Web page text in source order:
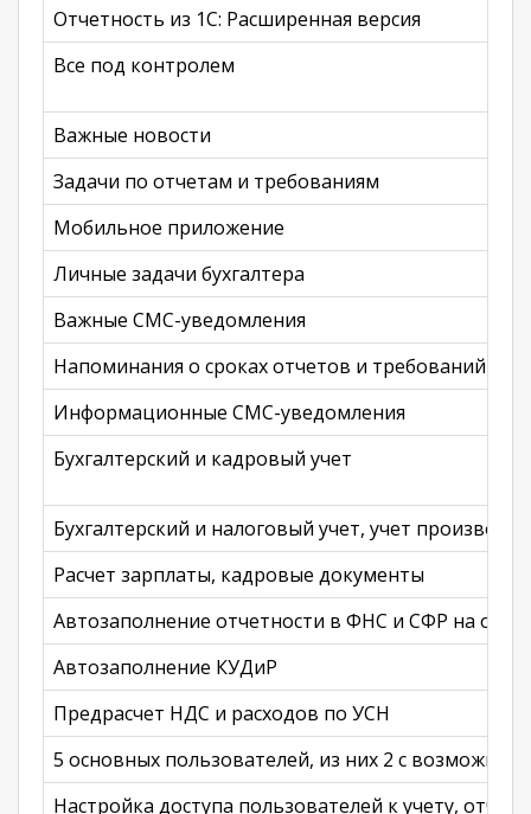
Отчетность из 1С: Расширенная версия
Все под контролем
Важные новости
Задачи по отчетам и требованиям
Мобильное приложение
Личные задачи бухгалтера
Важные СМС-уведомления
Напоминания о сроках отчетов и требований
Информационные СМС-уведомления
Бухгалтерский и кадровый учет
Бухгалтерский и налоговый учет, учет
Расчет зарплаты, кадровые документы
Автозаполнение отчетности в ФНС и СФР на
Автозаполнение КУДиР
Предрасчет НДС и расходов по УСН
5 основных пользователей, из них 2 с
Настройка доступа пользователей к учету,